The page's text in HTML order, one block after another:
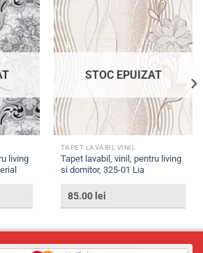
living
STOC EPUIZAT
TAPET LAVABIL VINIL
Tapet lavabil, vinil, pentru living
si domitor, 325-01 Lia
85.00 lei